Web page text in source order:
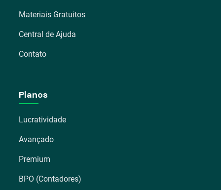
Materiais Gratuitos
Central de Ajuda
Contato
Planos
Lucratividade
Avançado
Premium
BPO (Contadores)